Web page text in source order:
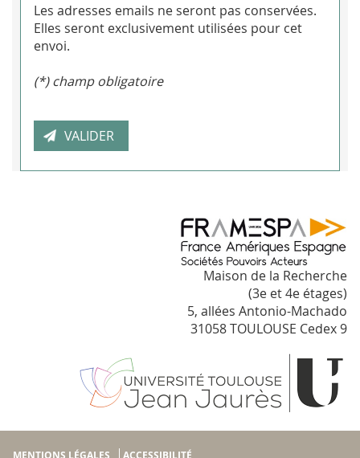
Les adresses emails ne seront pas conservées.
Elles seront exclusivement utilisées pour cet
envoi.
(*) champ obligatoire
Maison de la Recherche
(3e et 4e étages)
5, allées Antonio-Machado
31058 TOULOUSE Cedex 9
MENTIONS LÉGALES ACCESSIBILITÉ